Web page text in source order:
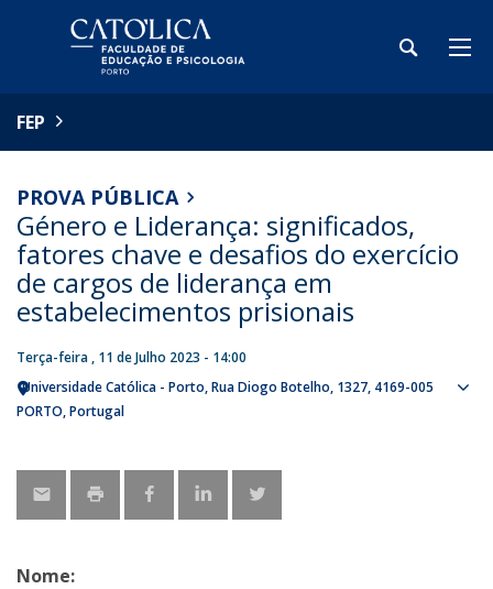
FEP
PROVA PÚBLICA
Género e Liderança: significados,
fatores chave e desafios do exercício
de cargos de liderança em
estabelecimentos prisionais
Terça-feira , 11 de Julho 2023 - 14:00
Universidade Católica - Porto Rua Diogo Botelho, 1327 4169-005
PORTO Portugal
Nome: